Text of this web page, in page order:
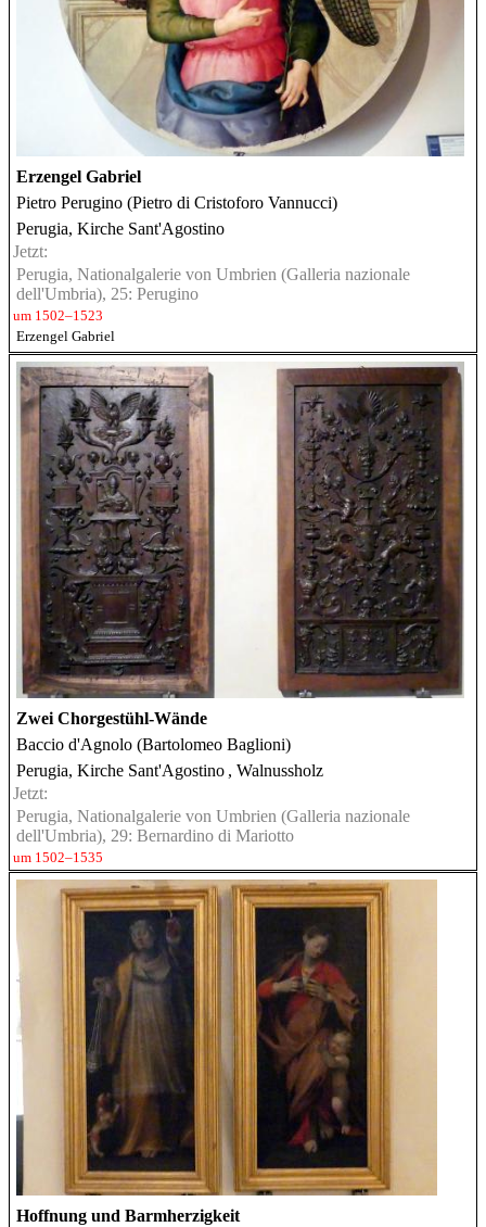
Erzengel Gabriel
Pietro Perugino (Pietro di Cristoforo Vannucci)
Perugia, Kirche Sant'Agostino
Jetzt:
Perugia, Nationalgalerie von Umbrien (Galleria nazionale
dell'Umbria), 25: Perugino
um 1502–1523
Erzengel Gabriel
Zwei Chorgestühl-Wände
Baccio d'Agnolo (Bartolomeo Baglioni)
Perugia, Kirche Sant'Agostino , Walnussholz
Jetzt:
Perugia, Nationalgalerie von Umbrien (Galleria nazionale
dell'Umbria), 29: Bernardino di Mariotto
um 1502–1535
Hoffnung und Barmherzigkeit